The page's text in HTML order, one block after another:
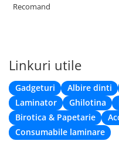
Recomand
Linkuri utile
Gadgeturi Albire dinti
Laminator
Ghilotina
Birotica & Papetarie
Consumabile laminare